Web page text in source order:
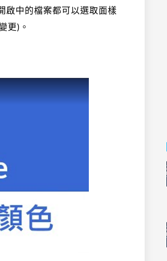
啟中的檔案都可以選取面樣
更)。